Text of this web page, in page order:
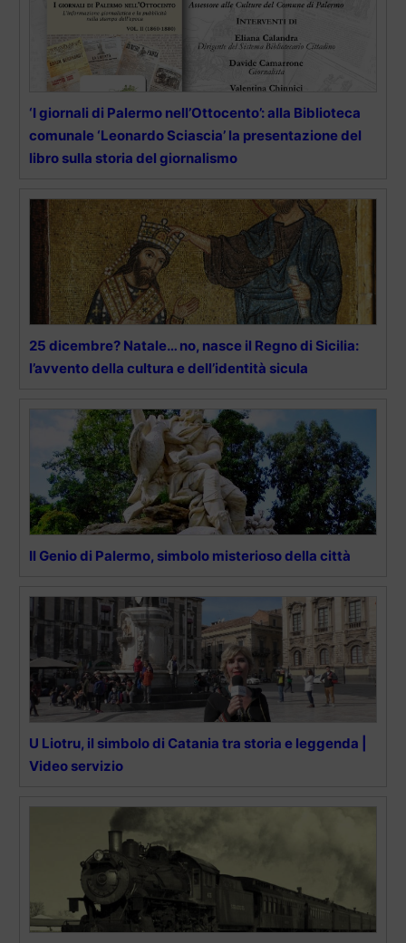
‘I giornali di Palermo nell’Ottocento’: alla Biblioteca
comunale ‘Leonardo Sciascia’ la presentazione del
libro sulla storia del giornalismo
25 dicembre? Natale… no, nasce il Regno di Sicilia:
l’avvento della cultura e dell’identità sicula
Il Genio di Palermo, simbolo misterioso della città
U Liotru, il simbolo di Catania tra storia e leggenda |
Video servizio